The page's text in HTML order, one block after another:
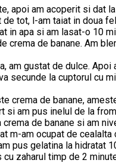
apoi am acoperit si dat
tot, l-am taiat in doua
in apa si am lasat-o 10
crema de banane. Am
am gustat de dulce.
secunde la cuptorul cu
crema de banane,
si am pus inelul de la
de banane si am
m-am ocupat de cealalta
pus gelatina la hidratat
zaharul timp de 2